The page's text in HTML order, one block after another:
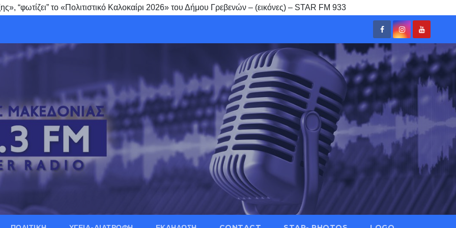
“φωτίζει” το «Πολιτιστικό Καλοκαίρι 2026» του Δήμου Γρεβενών – (εικόνες) – STAR FM 933